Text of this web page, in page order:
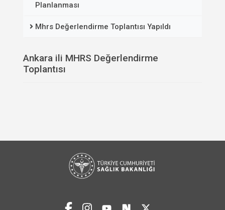
Planlanması
Mhrs Değerlendirme Toplantısı Yapıldı
Ankara ili MHRS Değerlendirme
Toplantısı